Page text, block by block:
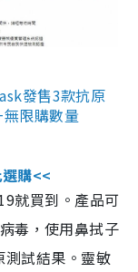
發售3款抗原
限購數量
購<<
就買到。產品可
毒，使用鼻拭子
試結果。靈敏